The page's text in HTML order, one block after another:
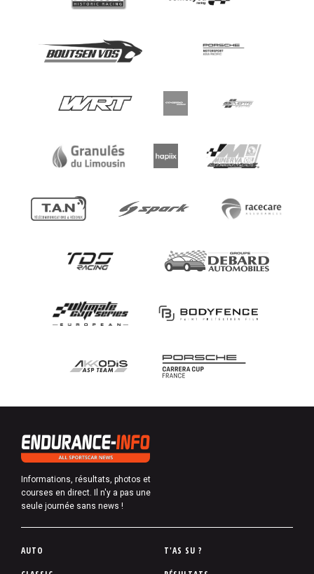
Informations, résultats, photos et
courses en direct. Il n'y a pas une
seule journée sans news !
P
AUTO
T'AS SU ?